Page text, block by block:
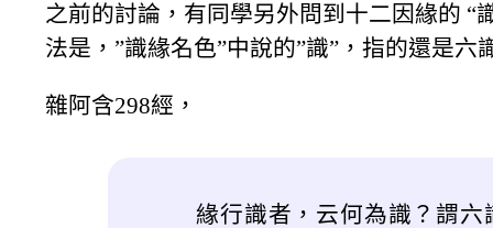
之前的討論，有同學另外問到十二因緣的 “
法是，”識緣名色”中說的”識”，指的還是六
雜阿含298經，
緣行識者，云何為識？謂